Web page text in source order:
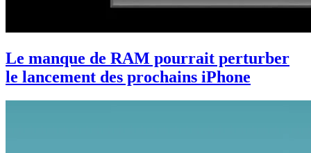
Le manque de RAM pourrait perturber
le lancement des prochains iPhone